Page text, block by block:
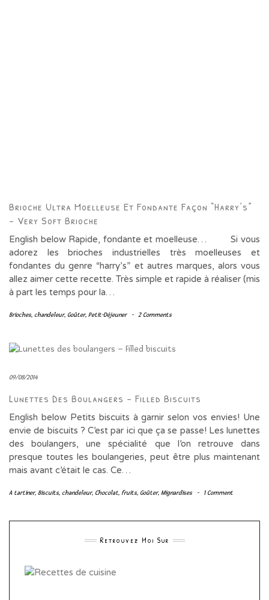
Brioche Ultra Moelleuse Et Fondante Façon “harry’s”
– Very Soft Brioche
English below Rapide, fondante et moelleuse… Si vous
adorez les brioches industrielles très moelleuses et
fondantes du genre “harry’s” et autres marques, alors vous
allez aimer cette recette. Très simple et rapide à réaliser (mis
à part les temps pour la…
Brioches, chandeleur, Goûter, Petit-Déjeuner - 2 Comments
09/08/2014
Lunettes Des Boulangers – Filled Biscuits
English below Petits biscuits à garnir selon vos envies! Une
envie de biscuits ? C’est par ici que ça se passe! Les lunettes
des boulangers, une spécialité que l’on retrouve dans
presque toutes les boulangeries, peut être plus maintenant
mais avant c’était le cas. Ce…
A tartiner, Biscuits, chandeleur, Chocolat, fruits, Goûter, Mignardises - 1 Comment
Retrouvez Moi Sur